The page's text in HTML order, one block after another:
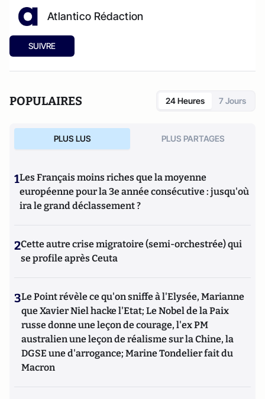
Atlantico Rédaction
SUIVRE
POPULAIRES 24 Heures 7 Jours
PLUS LUS PLUS PARTAGES
1Les Français moins riches que la moyenne
européenne pour la 3e année consécutive : jusqu'où
ira le grand déclassement ?
2Cette autre crise migratoire (semi-orchestrée) qui
se profile après Ceuta
3Le Point révèle ce qu'on sniffe à l'Elysée, Marianne
que Xavier Niel hacke l'Etat; Le Nobel de la Paix
russe donne une leçon de courage, l'ex PM
australien une leçon de réalisme sur la Chine, la
DGSE une d'arrogance; Marine Tondelier fait du
Macron